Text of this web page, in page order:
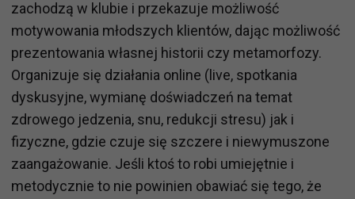
zachodzą w klubie i przekazuje możliwość
motywowania młodszych klientów, dając możliwość
prezentowania własnej historii czy metamorfozy.
Organizuje się działania online (live, spotkania
dyskusyjne, wymianę doświadczeń na temat
zdrowego jedzenia, snu, redukcji stresu) jak i
fizyczne, gdzie czuje się szczere i niewymuszone
zaangażowanie. Jeśli ktoś to robi umiejętnie i
metodycznie to nie powinien obawiać się tego, że